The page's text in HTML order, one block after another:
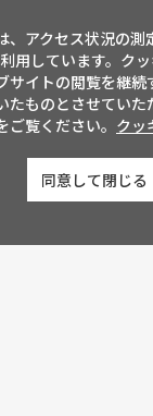
、アクセス状況の測
用しています。ク
サイトの閲覧を継続
たものとさせていた
ご覧ください。 クッ
同意して閉じる